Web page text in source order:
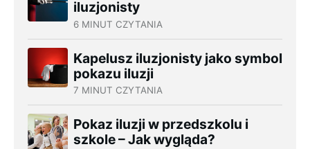
iluzjonisty
6 MINUT CZYTANIA
Kapelusz iluzjonisty jako symbol
pokazu iluzji
7 MINUT CZYTANIA
Pokaz iluzji w przedszkolu i
szkole – Jak wygląda?